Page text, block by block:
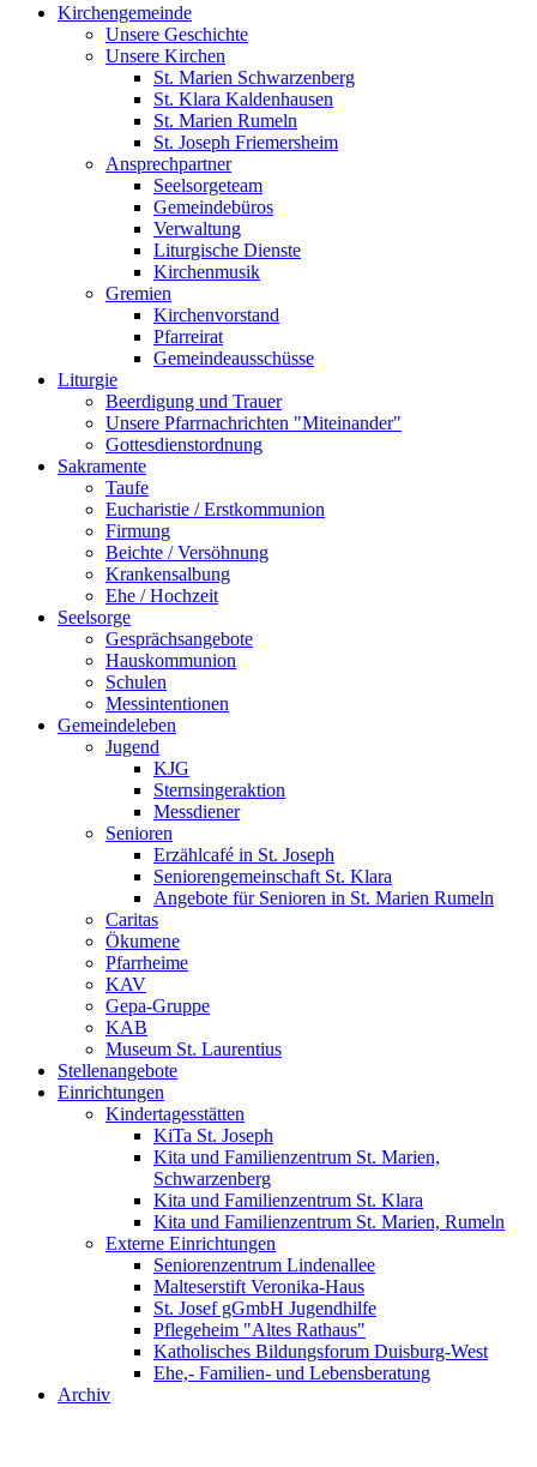
Kirchengemeinde
Unsere Geschichte
Unsere Kirchen
St. Marien Schwarzenberg
St. Klara Kaldenhausen
St. Marien Rumeln
St. Joseph Friemersheim
Ansprechpartner
Seelsorgeteam
Gemeindebüros
Verwaltung
Liturgische Dienste
Kirchenmusik
Gremien
Kirchenvorstand
Pfarreirat
Gemeindeausschüsse
Liturgie
Beerdigung und Trauer
Unsere Pfarrnachrichten "Miteinander"
Gottesdienstordnung
Sakramente
Taufe
Eucharistie / Erstkommunion
Firmung
Beichte / Versöhnung
Krankensalbung
Ehe / Hochzeit
Seelsorge
Gesprächsangebote
Hauskommunion
Schulen
Messintentionen
Gemeindeleben
Jugend
KJG
Sternsingeraktion
Messdiener
Senioren
Erzählcafé in St. Joseph
Seniorengemeinschaft St. Klara
Angebote für Senioren in St. Marien Rumeln
Caritas
Ökumene
Pfarrheime
KAV
Gepa-Gruppe
KAB
Museum St. Laurentius
Stellenangebote
Einrichtungen
Kindertagesstätten
KiTa St. Joseph
Kita und Familienzentrum St. Marien,
Schwarzenberg
Kita und Familienzentrum St. Klara
Kita und Familienzentrum St. Marien, Rumeln
Externe Einrichtungen
Seniorenzentrum Lindenallee
Malteserstift Veronika-Haus
St. Josef gGmbH Jugendhilfe
Pflegeheim "Altes Rathaus"
Katholisches Bildungsforum Duisburg-West
Ehe,- Familien- und Lebensberatung
Archiv